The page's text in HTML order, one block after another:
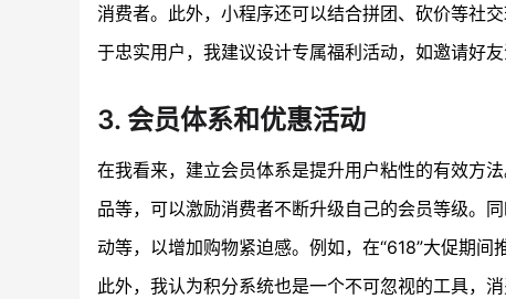
消费者。此外，小程序还可以结合拼团、砍价等社
于忠实用户，我建议设计专属福利活动，如邀请好
3. 会员体系和优惠活动
在我看来，建立会员体系是提升用户粘性的有效方
品等，可以激励消费者不断升级自己的会员等级。
动等，以增加购物紧迫感。例如，在“618”大促期
此外，我认为积分系统也是一个不可忽视的工具，